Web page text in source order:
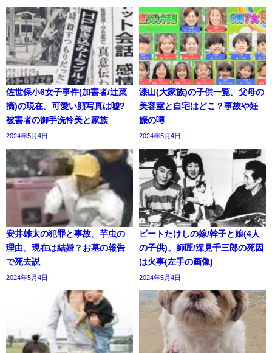
佐世保小6女子事件(加害者/辻菜
摘)の現在。可愛い顔写真は嘘?
被害者の御手洗怜美と家族
2024年5月4日
漆山(大家族)の子供一覧。父母の
美容室と自宅はどこ？事故や妊
娠の噂
2024年5月4日
安井雄太の犯罪と事故。芋虫の
理由。現在は結婚？お墓の報告
で死去説
2024年5月4日
ビートたけしの嫁/幹子と娘(4人
の子供)。師匠/深見千三郎の死因
は火事(左手の画像)
2024年5月4日